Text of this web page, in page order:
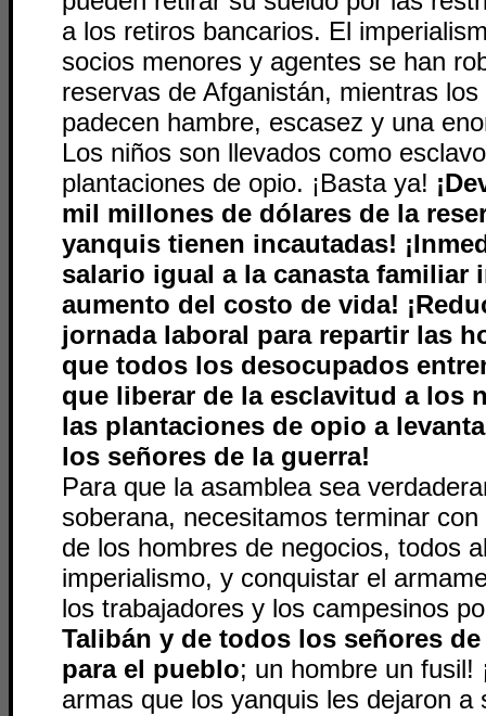
a los retiros bancarios. El
socios menores y agentes se han
reservas de Afganistán, mientras
padecen hambre, escasez y una
Los niños son llevados como
plantaciones de opio. ¡Basta ya!
mil millones de dólares de la
yanquis tienen incautadas!
salario igual a la canasta familiar
aumento del costo de vida!
jornada laboral para repartir las
que todos los desocupados
que liberar de la esclavitud a los
las plantaciones de opio a
los señores de la guerra!
Para que la asamblea sea
soberana, necesitamos terminar
de los hombres de negocios, todos
imperialismo, y conquistar el
los trabajadores y los campesinos
Talibán y de todos los señores
para el pueblo; un hombre un fusil!
armas que los yanquis les dejaron a